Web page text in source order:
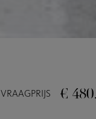
VRAAGPRIJS €